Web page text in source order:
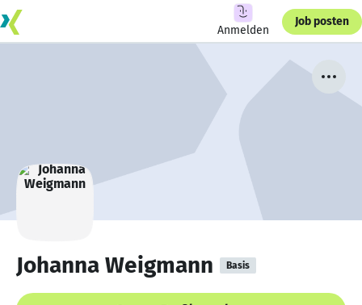
Anmelden
Job posten
Johanna Weigmann Basis